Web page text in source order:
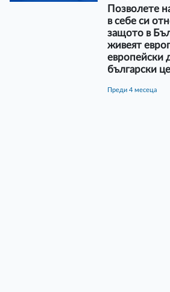
Позволете
в себе си
защото в
живеят
европейски
български
преди 4 месеца